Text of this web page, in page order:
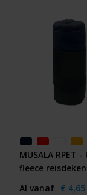
Outdoor &
Paraplu's
MUSALA RPET -
fleece reisdeken
Al vanaf € 4,65